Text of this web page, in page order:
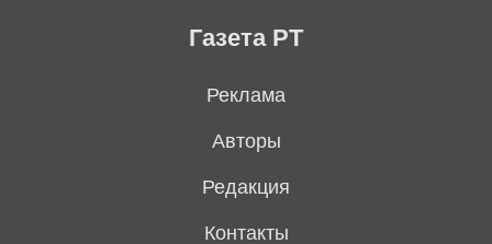
Газета РТ
Реклама
Авторы
Редакция
Контакты